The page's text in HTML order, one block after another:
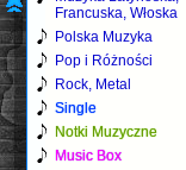
Francuska, Włoska
Polska Muzyka
Pop i Różności
Rock, Metal
Single
Notki Muzyczne
Music Box